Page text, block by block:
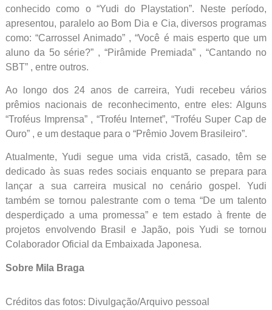
conhecido como o “Yudi do Playstation”. Neste período,
apresentou, paralelo ao Bom Dia e Cia, diversos programas
como: “Carrossel Animado” , “Você é mais esperto que um
aluno da 5o série?” , “Pirâmide Premiada” , “Cantando no
SBT” , entre outros.
Ao longo dos 24 anos de carreira, Yudi recebeu vários
prêmios nacionais de reconhecimento, entre eles: Alguns
“Troféus Imprensa” , “Troféu Internet”, “Troféu Super Cap de
Ouro” , e um destaque para o “Prêmio Jovem Brasileiro”.
Atualmente, Yudi segue uma vida cristã, casado, têm se
dedicado às suas redes sociais enquanto se prepara para
lançar a sua carreira musical no cenário gospel. Yudi
também se tornou palestrante com o tema “De um talento
desperdiçado a uma promessa” e tem estado à frente de
projetos envolvendo Brasil e Japão, pois Yudi se tornou
Colaborador Oficial da Embaixada Japonesa.
Sobre Mila Braga
Créditos das fotos: Divulgação/Arquivo pessoal